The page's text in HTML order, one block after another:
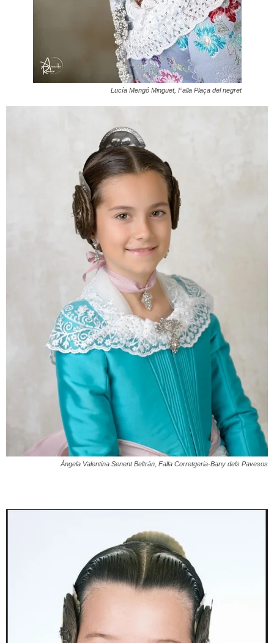
Lucía Mengó Minguet, Falla Plaça del negret
Ángela Valentina Senent Beltrán, Falla Corretgeria-Bany dels Pavesos